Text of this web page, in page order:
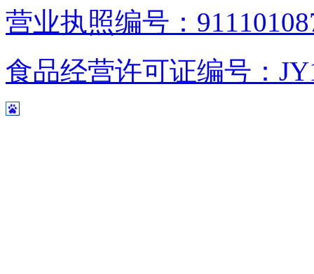
营业执照编号：
食品经营许可证编号：